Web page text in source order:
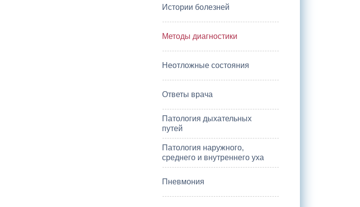
Истории болезней
Методы диагностики
Неотложные состояния
Ответы врача
Патология дыхательных
путей
Патология наружного,
среднего и внутреннего уха
Пневмония